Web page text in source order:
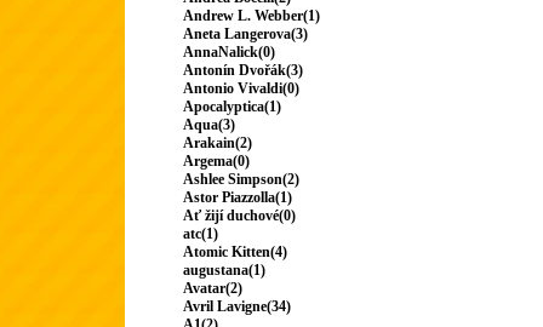
Andrew L. Webber(1)
Aneta Langerova(3)
AnnaNalick(0)
Antonín Dvořák(3)
Antonio Vivaldi(0)
Apocalyptica(1)
Aqua(3)
Arakain(2)
Argema(0)
Ashlee Simpson(2)
Astor Piazzolla(1)
Ať žijí duchové(0)
atc(1)
Atomic Kitten(4)
augustana(1)
Avatar(2)
Avril Lavigne(34)